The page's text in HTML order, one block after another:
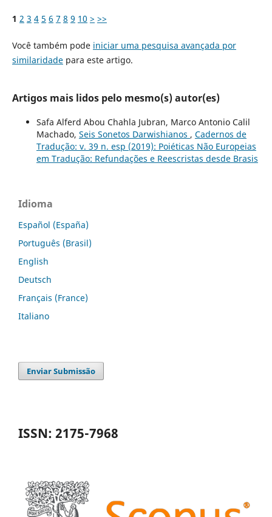
1 2 3 4 5 6 7 8 9 10 > >>
Você também pode iniciar uma pesquisa avançada por
similaridadepara este artigo.
Artigos mais lidos pelo mesmo(s) autor(es)
Safa Alferd Abou Chahla Jubran, Marco Antonio Calil
Machado, Seis Sonetos Darwishianos , Cadernos de
Tradução: v. 39 n. esp (2019): Poiéticas Não Europeias
em Tradução: Refundações e Reescristas desde Brasis
Idioma
Español (España)
Português (Brasil)
English
Deutsch
Français (France)
Italiano
Enviar Submissão
ISSN: 2175-7968